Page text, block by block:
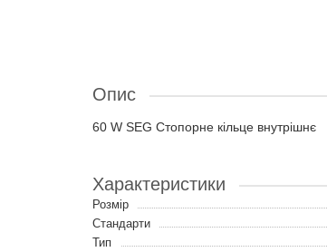
Опис
60 W SEG Стопорне кільце внутрішнє
Характеристики
Розмір
Стандарти
Тип